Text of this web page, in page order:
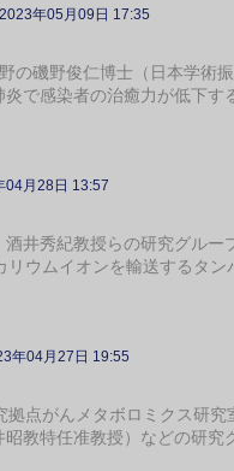
2023年05月09日 17:35
の磯野俊仁博士（日本学術
で感染者の治癒力が低下す
04月28日 13:57
井秀紀教授らの研究グルー
ウムイオンを輸送するタン
年04月27日 19:55
点がんメタボロミクス研究
教特任准教授）などの研究